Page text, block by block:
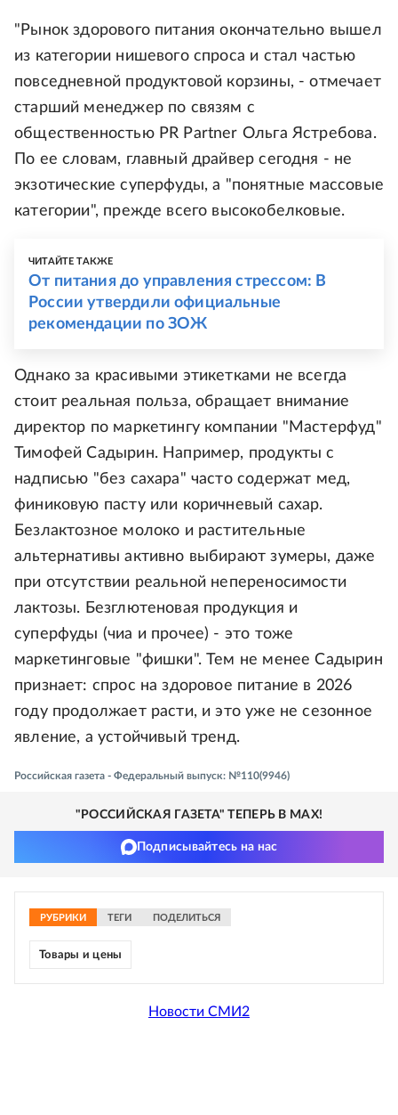
"Рынок здорового питания окончательно вышел
из категории нишевого спроса и стал частью
повседневной продуктовой корзины, - отмечает
старший менеджер по связям с
общественностью PR Partner Ольга Ястребова.
По ее словам, главный драйвер сегодня - не
экзотические суперфуды, а "понятные массовые
категории", прежде всего высокобелковые.
ЧИТАЙТЕ ТАКЖЕ
От питания до управления стрессом: В
России утвердили официальные
рекомендации по ЗОЖ
Однако за красивыми этикетками не всегда
стоит реальная польза, обращает внимание
директор по маркетингу компании "Мастерфуд"
Тимофей Садырин. Например, продукты с
надписью "без сахара" часто содержат мед,
финиковую пасту или коричневый сахар.
Безлактозное молоко и растительные
альтернативы активно выбирают зумеры, даже
при отсутствии реальной непереносимости
лактозы. Безглютеновая продукция и
суперфуды (чиа и прочее) - это тоже
маркетинговые "фишки". Тем не менее Садырин
признает: спрос на здоровое питание в 2026
году продолжает расти, и это уже не сезонное
явление, а устойчивый тренд.
Российская газета - Федеральный выпуск: №110(9946)
"РОССИЙСКАЯ ГАЗЕТА" ТЕПЕРЬ В MAX!
Подписывайтесь на нас
РУБРИКИ ТЕГИ ПОДЕЛИТЬСЯ
Товары и цены
Новости СМИ2